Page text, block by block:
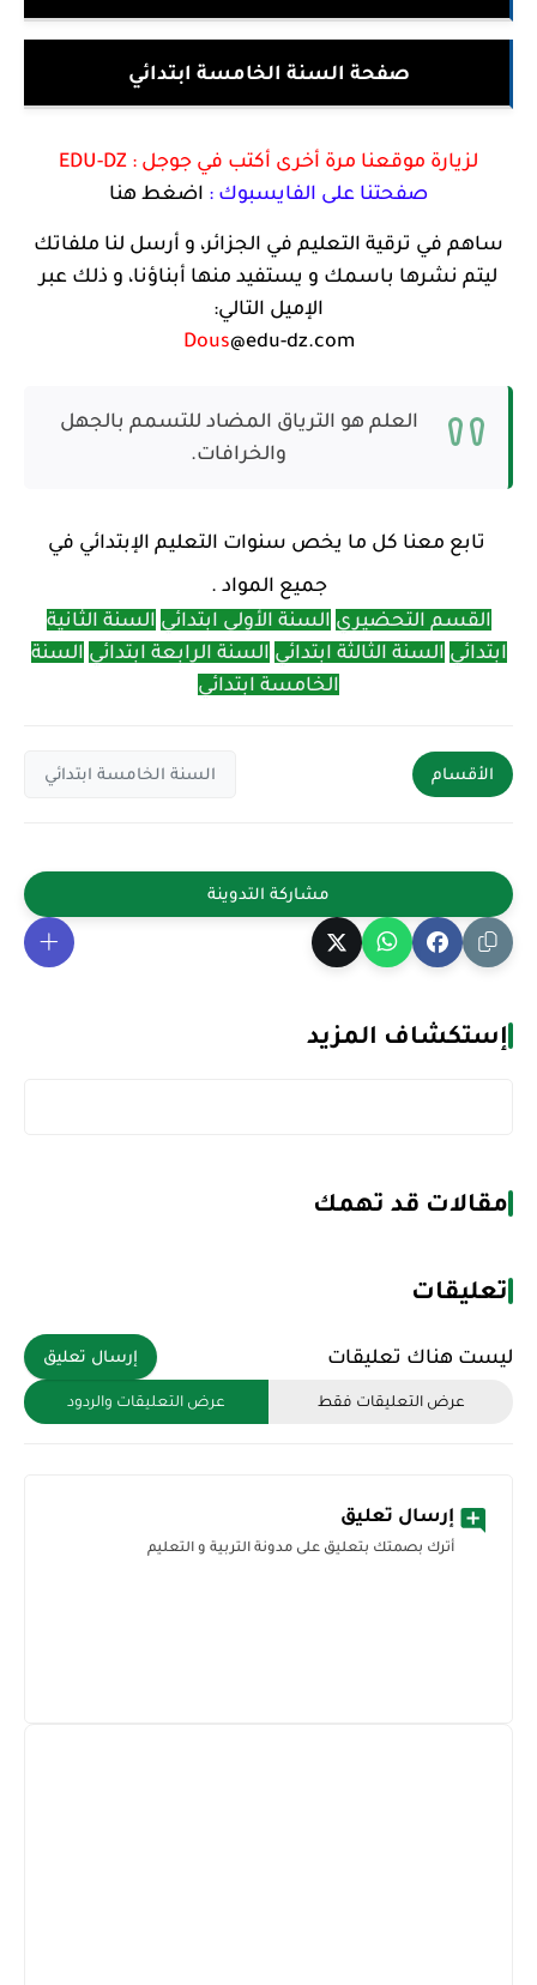
صفحة السنة الخامسة ابتدائي
لزيارة موقعنا مرة أخرى أكتب في جوجل : EDU-DZ
صفحتنا على الفايسبوك : اضغط هنا
ساهم في ترقية التعليم في الجزائر، و أرسل لنا ملفاتك
ليتم نشرها باسمك و يستفيد منها أبناؤنا، و ذلك عبر
الإميل التالي:
Dous@edu-dz.com
العلم هو الترياق المضاد للتسمم بالجهل
والخرافات.
تابع معنا كل ما يخص سنوات التعليم الإبتدائي في
جميع المواد .
القسم التحضيري السنة الأولى ابتدائي السنة الثانية
ابتدائي السنة الثالثة ابتدائي السنة الرابعة ابتدائي السنة
الخامسة ابتدائي
الأقسام السنة الخامسة ابتدائي
إستكشاف المزيد
مقالات قد تهمك
تعليقات
ليست هناك تعليقات إرسال تعليق
عرض التعليقات فقط عرض التعليقات والردود
إرسال تعليق
أترك بصمتك بتعليق على مدونة التربية و التعليم